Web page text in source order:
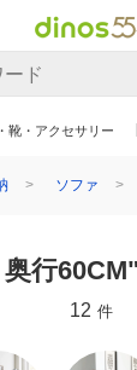
靴・アクセサリー
ソファ
行
12 件